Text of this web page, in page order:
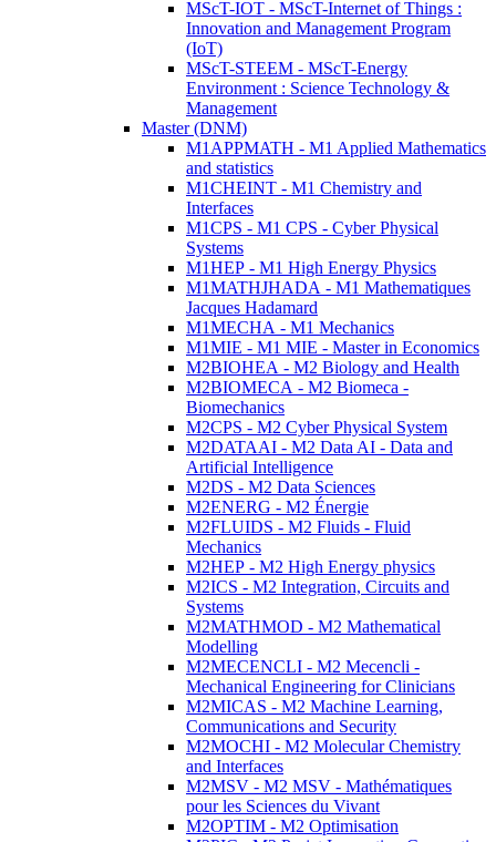
MScT-IOT - MScT-Internet of Things :
Innovation and Management Program
(IoT)
MScT-STEEM - MScT-Energy
Environment : Science Technology &
Management
Master (DNM)
M1APPMATH - M1 Applied Mathematics
and statistics
M1CHEINT - M1 Chemistry and
Interfaces
M1CPS - M1 CPS - Cyber Physical
Systems
M1HEP - M1 High Energy Physics
M1MATHJHADA - M1 Mathematiques
Jacques Hadamard
M1MECHA - M1 Mechanics
M1MIE - M1 MIE - Master in Economics
M2BIOHEA - M2 Biology and Health
M2BIOMECA - M2 Biomeca -
Biomechanics
M2CPS - M2 Cyber Physical System
M2DATAAI - M2 Data AI - Data and
Artificial Intelligence
M2DS - M2 Data Sciences
M2ENERG - M2 Énergie
M2FLUIDS - M2 Fluids - Fluid
Mechanics
M2HEP - M2 High Energy physics
M2ICS - M2 Integration, Circuits and
Systems
M2MATHMOD - M2 Mathematical
Modelling
M2MECENCLI - M2 Mecencli -
Mechanical Engineering for Clinicians
M2MICAS - M2 Machine Learning,
Communications and Security
M2MOCHI - M2 Molecular Chemistry
and Interfaces
M2MSV - M2 MSV - Mathématiques
pour les Sciences du Vivant
M2OPTIM - M2 Optimisation